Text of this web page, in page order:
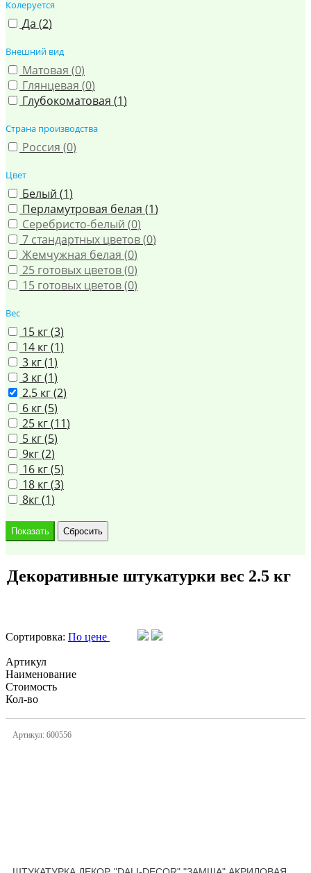
Колеруется
Да (2)
Внешний вид
Матовая (0)
Глянцевая (0)
Глубокоматовая (1)
Страна производства
Россия (0)
Цвет
Белый (1)
Перламутровая белая (1)
Серебристо-белый (0)
7 стандартных цветов (0)
Жемчужная белая (0)
25 готовых цветов (0)
15 готовых цветов (0)
Вес
15 кг (3)
14 кг (1)
3 кг (1)
3 кг (1)
2.5 кг (2)
6 кг (5)
25 кг (11)
5 кг (5)
9кг (2)
16 кг (5)
18 кг (3)
8кг (1)
Декоративные штукатурки вес 2.5 кг
Сортировка: По цене
Артикул
Наименование
Стоимость
Кол-во
Артикул: 600556